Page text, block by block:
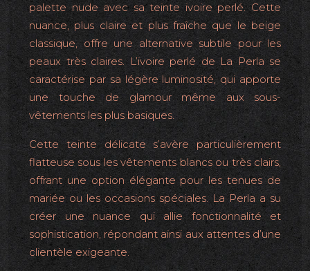
palette nude avec sa teinte ivoire perlé. Cette
nuance, plus claire et plus fraîche que le beige
classique, offre une alternative subtile pour les
peaux très claires. L’ivoire perlé de La Perla se
caractérise par sa légère luminosité, qui apporte
une touche de glamour même aux sous-
vêtements les plus basiques.
Cette teinte délicate s’avère particulièrement
flatteuse sous les vêtements blancs ou très clairs,
offrant une option élégante pour les tenues de
mariée ou les occasions spéciales. La Perla a su
créer une nuance qui allie fonctionnalité et
sophistication, répondant ainsi aux attentes d’une
clientèle exigeante.